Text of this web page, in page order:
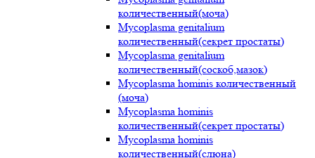
количественный(моча)
Mycoplasma genitalium
количественный(секрет простаты)
Mycoplasma genitalium
количественный(соскоб,мазок)
Mycoplasma hominis количественный
(моча)
Mycoplasma hominis
количественный(секрет простаты)
Mycoplasma hominis
количественный(слюна)